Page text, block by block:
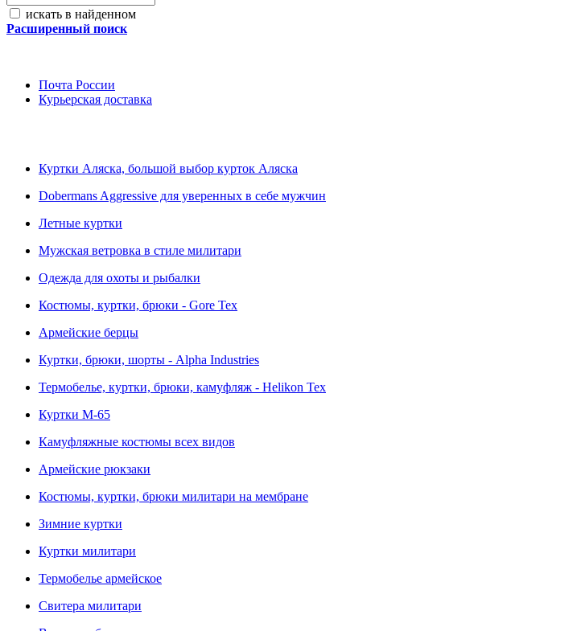
искать в найденном
Расширенный поиск
Почта России
Курьерская доставка
Куртки Аляска, большой выбор курток Аляска
Dobermans Aggressive для уверенных в себе мужчин
Летные куртки
Мужская ветровка в стиле милитари
Одежда для охоты и рыбалки
Костюмы, куртки, брюки - Gore Tex
Армейские берцы
Куртки, брюки, шорты - Alpha Industries
Термобелье, куртки, брюки, камуфляж - Helikon Tex
Куртки M-65
Камуфляжные костюмы всех видов
Армейские рюкзаки
Костюмы, куртки, брюки милитари на мембране
Зимние куртки
Куртки милитари
Термобелье армейское
Свитера милитари